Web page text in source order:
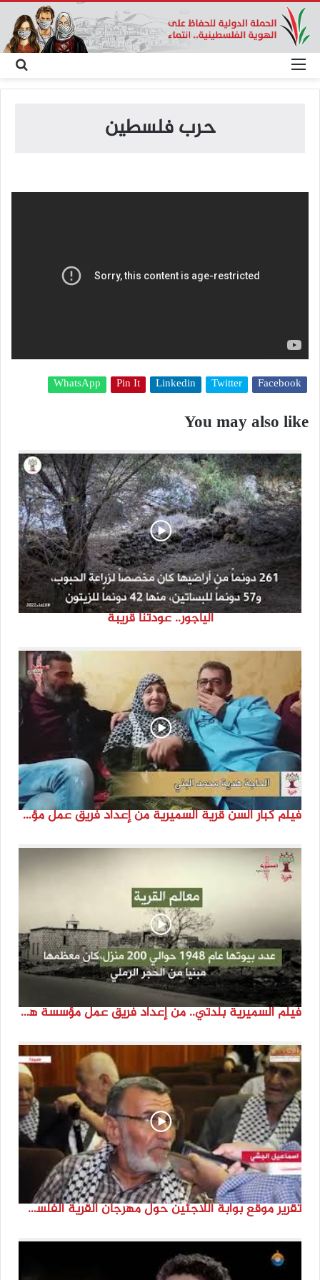
عن
حرب فلسطين
Facebook
Twitter
Linkedin
Pin It
WhatsApp
You may also like
الياجور.. عودتنا قريبة
فيلم كبار السن قرية السميرية من إعداد فريق عمل مؤسسة هوية
فيلم السميرية بلدتي.. من إعداد فريق عمل مؤسسة هوية
تقرير موقع بوابة اللاجئين حول مهرجان القرية الفلسطينية ( السميرية بلدتي)